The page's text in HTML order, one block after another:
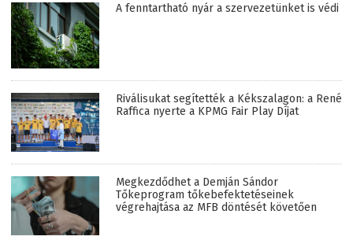
A fenntartható nyár a szervezetünket is védi
Riválisukat segítették a Kékszalagon: a René
Raffica nyerte a KPMG Fair Play Díjat
Megkezdődhet a Demján Sándor
Tőkeprogram tőkebefektetéseinek
végrehajtása az MFB döntését követően